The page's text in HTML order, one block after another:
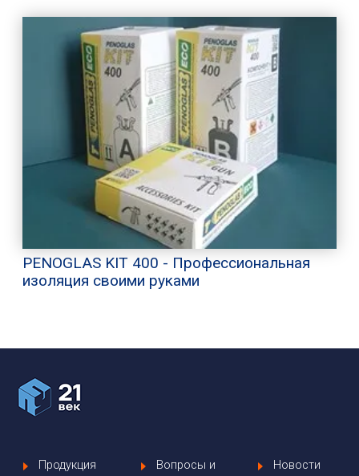
PENOGLAS KIT 400 - Профессиональная
изоляция своими руками
Продукция
Вопросы и
Новости